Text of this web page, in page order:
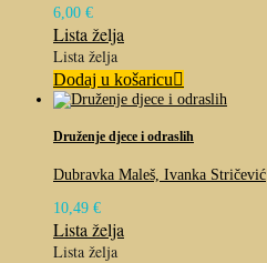
6,00 €
Lista želja
Lista želja
Dodaj u košaricu
Druženje djece i odraslih
Dubravka Maleš, Ivanka Stričević
10,49 €
Lista želja
Lista želja